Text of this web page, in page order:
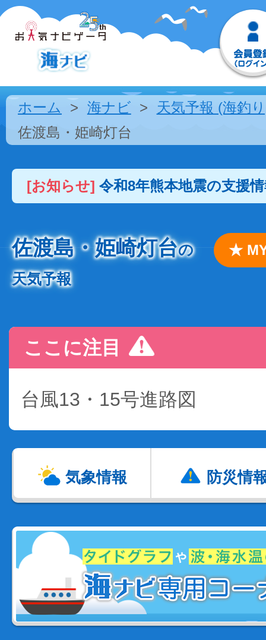
ホーム 海ナビ
天気予報 (海釣
佐渡島・姫崎灯台
[お知らせ] 令和8年熊本地震の支援
佐渡島・姫崎灯台の
天気予報
★
ここに注目
台風13・15号進路図
気象情報 防災情